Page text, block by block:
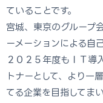
ていることです。
宮城、東京のグループ
ーメーションによる⾃
２０２５年度もＩＴ導
トナーとして、より⼀
てる企業を⽬指してまい